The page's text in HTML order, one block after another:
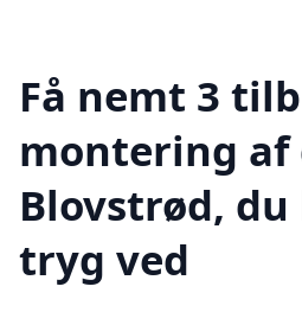
Få nemt 3
montering af
Blovstrød,
tryg ved